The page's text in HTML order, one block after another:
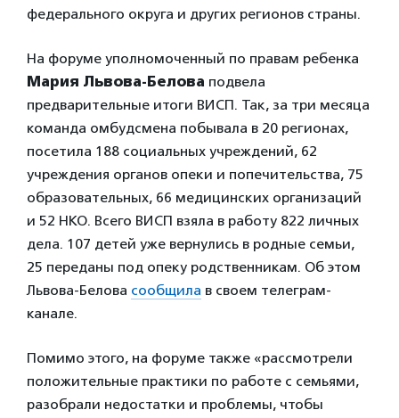
федерального округа и других регионов страны.
На форуме уполномоченный по правам ребенка
Мария Львова-Белова подвела
предварительные итоги ВИСП. Так, за три месяца
команда омбудсмена побывала в 20 регионах,
посетила 188 социальных учреждений, 62
учреждения органов опеки и попечительства, 75
образовательных, 66 медицинских организаций
и 52 НКО. Всего ВИСП взяла в работу 822 личных
дела. 107 детей уже вернулись в родные семьи,
25 переданы под опеку родственникам. Об этом
Львова-Белова сообщила в своем телеграм-
канале.
Помимо этого, на форуме также «рассмотрели
положительные практики по работе с семьями,
разобрали недостатки и проблемы, чтобы